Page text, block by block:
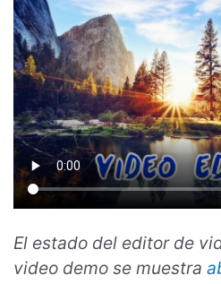
El estado del editor de
video demo se muestra